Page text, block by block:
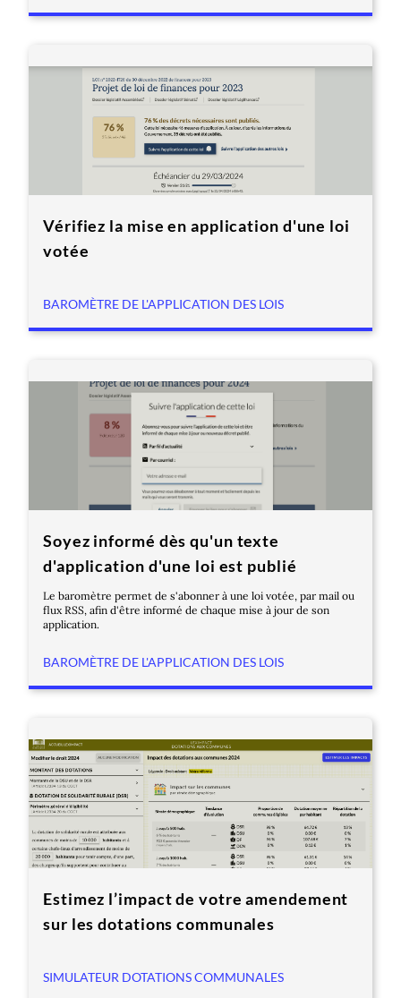
Vérifiez la mise en application d'une loi
votée
BAROMÈTRE DE L'APPLICATION DES LOIS
Soyez informé dès qu'un texte
d'application d'une loi est publié
Le baromètre permet de s'abonner à une loi votée, par mail ou
flux RSS, afin d'être informé de chaque mise à jour de son
application.
BAROMÈTRE DE L'APPLICATION DES LOIS
Estimez l’impact de votre amendement
sur les dotations communales
SIMULATEUR DOTATIONS COMMUNALES